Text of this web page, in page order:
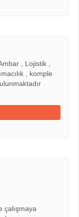
, Lojistik ,
, komple
çalışmaya